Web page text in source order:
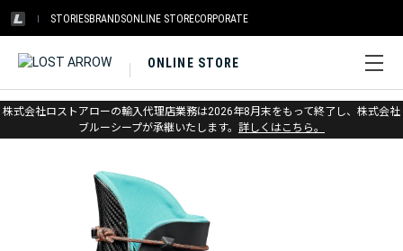
STORIESBRANDSONLINE STORECORPORATE
ONLINE STORE
株式会社ロストアローの輸入代理店業務は2026年8月末をもって終了し、株式会社
ブルーシープが承継いたします。 詳しくはこちら。
ホーム > スカルパ > スキー > アルパインツーリング